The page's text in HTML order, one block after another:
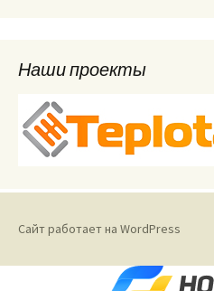
Наши проекты
Сайт работает на WordPress